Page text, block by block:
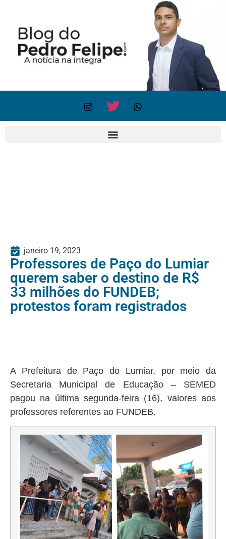
janeiro 19, 2023
Professores de Paço do Lumiar
querem saber o destino de R$
33 milhões do FUNDEB;
protestos foram registrados
A Prefeitura de Paço do Lumiar, por meio da
Secretaria Municipal de Educação – SEMED
pagou na última segunda-feira (16), valores aos
professores referentes ao FUNDEB.